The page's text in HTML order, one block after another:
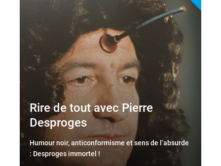
Rire de tout avec Pierre
Desproges
Humour noir, anticonformisme et sens de l’absurde
: Desproges immortel !